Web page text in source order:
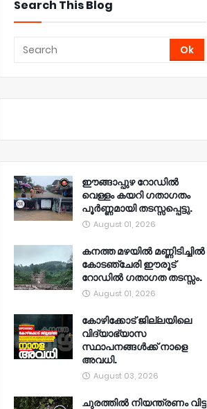
Search This Blog
ഈങ്ങാപ്പുഴ റോഡിൽ
വെള്ളം കയറി ഗതാഗതം
പൂർണ്ണമായി തടസ്സപ്പെട്ടു.
August 01, 2026
കനത്ത മഴയിൽ മണ്ണിടിച്ചിൽ
കോടഞ്ചേരി ഈരൂട്
റോഡിൽ ഗതാഗത തടസ്സം.
August 01, 2026
കോഴിക്കോട് ജില്ലയിലെ
വിദ്യാഭ്യാസ
സ്ഥാപനങ്ങൾക്ക് നാളെ
അവധി.
August 03, 2026
ചുരത്തിൽ നിയന്ത്രണം വിട്ട